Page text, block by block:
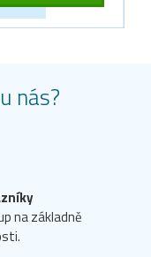
nás?
na základně